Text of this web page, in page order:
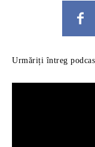
Urmăriți întreg